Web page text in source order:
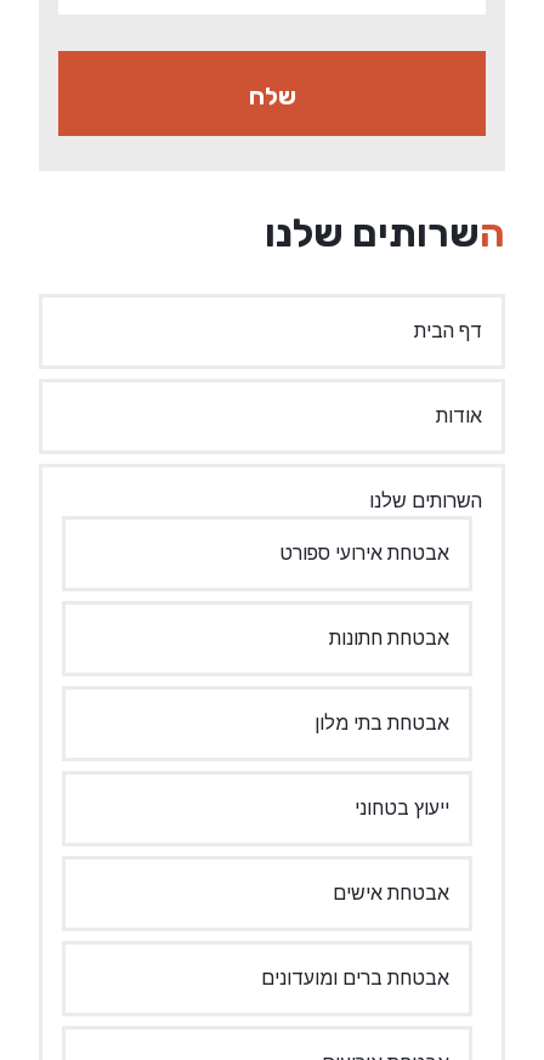
השרותים שלנו
דף הבית
אודות
השרותים שלנו
אבטחת אירועי ספורט
אבטחת חתונות
אבטחת בתי מלון
ייעוץ בטחוני
אבטחת אישים
אבטחת ברים ומועדונים